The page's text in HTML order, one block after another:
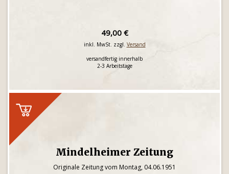
49,00 €
inkl. MwSt. zzgl. Versand
versandfertig innerhalb
2-3 Arbeitstage
Mindelheimer Zeitung
Originale Zeitung vom Montag, 04.06.1951